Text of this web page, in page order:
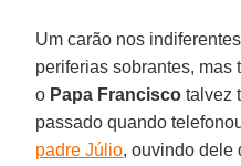
Um carão nos
periferias sobrantes, mas
o Papa Francisco talvez
passado quando
padre Júlio, ouvindo dele